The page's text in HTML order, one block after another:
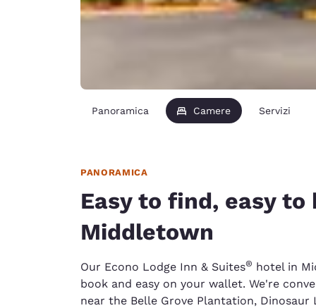
Asia-Pacifico
Panoramica Camere Servizi
PANORAMICA
Easy to find, easy
Middletown
Our Econo Lodge Inn & Suites® hotel in
book and easy on your wallet. We're
near the Belle Grove Plantation, Dinosaur